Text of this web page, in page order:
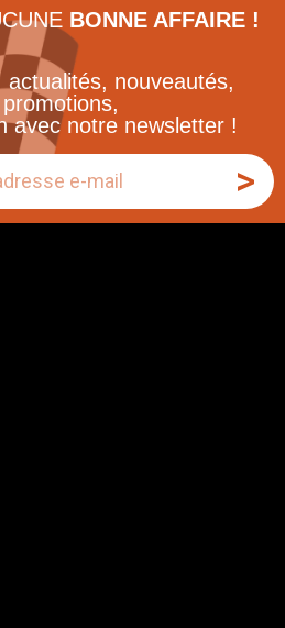
BONNE AFFAIRE !
actualités, nouveautés,
promotions,
avec notre newsletter !
>